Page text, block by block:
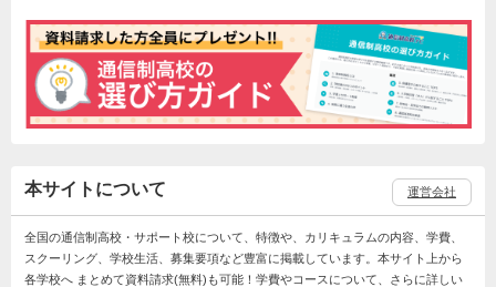
本サイトについて 運営会社
全国の通信制高校・サポート校について、特徴や、カリキュラムの内容、学費、
スクーリング、学校生活、募集要項など豊富に掲載しています。本サイト上から
各学校へ まとめて資料請求(無料)も可能！学費やコースについて、さらに詳しい